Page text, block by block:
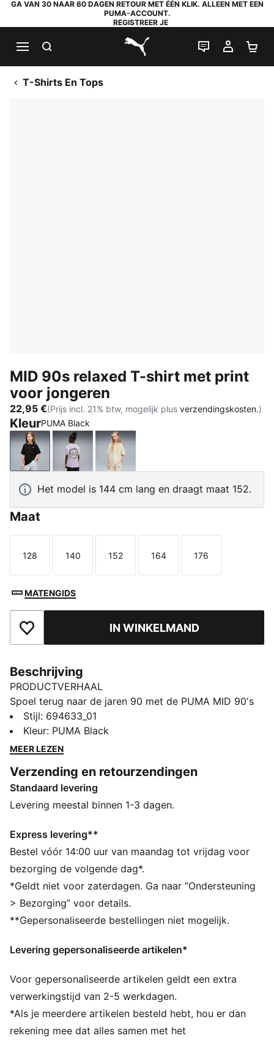
GA VAN 30 NAAR 60 DAGEN RETOUR MET ÉÉN KLIK. ALLEEN MET EEN
PUMA-ACCOUNT.
REGISTREER JE
PUMA.com
LIVE CHAT
MIJN
T-Shirts En Tops
MID 90s relaxed T-shirt met print
voor jongeren
22,95 €(Prijs incl. 21% btw, mogelijk plus verzendingskosten.)
KleurPUMA Black
PUMA BlackLight LavenderAlpine Snow
Het model is 144 cm lang en draagt maat 152.
Maat
Maat
128
Maat
140
Maat
152
Maat
164
Maat
176
MATENGIDS
Toegevoegd aan favorietenIN WINKELMAND
Beschrijving
PRODUCTVERHAAL
Spoel terug naar de jaren 90 met de PUMA MID 90's
collectie, geïnspireerd door de gedurfde, levendige
geest van dat decennium. Dit zachte T-shirt heeft een
print op de rug en PUMA Cat-logo op de borst voor
comfortabele, gemakkelijke beweging.
ALLE INS EN OUTS
Gemaakt met minstens 20% gerecycled katoen
Ontworpen voor: Dagelijks dragen
Pasvorm: Relaxed
Lengte: Normaal
Hals: Geribbelde ronde hals
Hoofdmateriaalsoort: Single jersey
Korte mouwen
PUMA Jongeren: Aanbevolen voor oudere kinderen
Stijl: 694633_01
Kleur: PUMA Black
MEER LEZEN
Verzending en retourzendingen
Standaard levering
Levering meestal binnen 1-3 dagen.
Express levering**
Bestel vóór 14:00 uur van maandag tot vrijdag voor
bezorging de volgende dag*.
*Geldt niet voor zaterdagen. Ga naar “Ondersteuning
> Bezorging” voor details.
**Gepersonaliseerde bestellingen niet mogelijk.
Levering gepersonaliseerde artikelen*
Voor gepersonaliseerde artikelen geldt een extra
verwerkingstijd van 2-5 werkdagen.
*Als je meerdere artikelen besteld hebt, hou er dan
rekening mee dat alles samen met het